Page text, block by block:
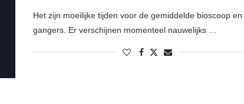
Het zijn moeilijke tijden voor de gemiddelde bioscoop
gangers. Er verschijnen momenteel nauwelijks …